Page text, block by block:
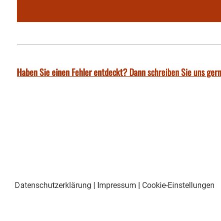
Haben Sie einen Fehler entdeckt? Dann schreiben Sie uns
Datenschutzerklärung | Impressum | Cookie-Einstellungen